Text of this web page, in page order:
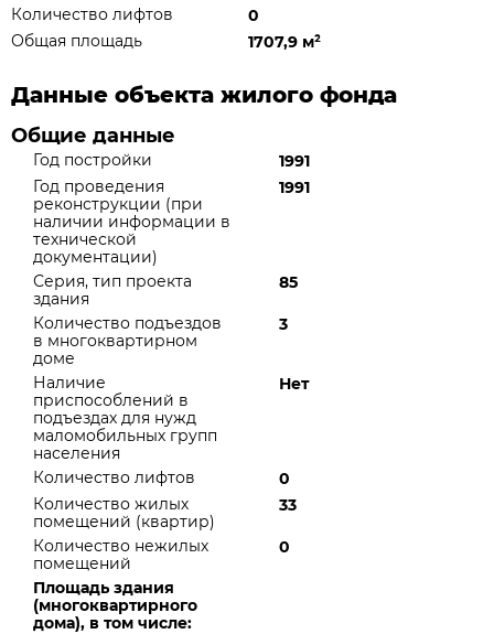
Количество лифтов
0
Общая площадь
1707,9 м²
Данные объекта жилого фонда
Общие данные
Год постройки
1991
Год проведения
реконструкции (при
наличии информации в
технической
документации)
1991
Серия, тип проекта
здания
85
Количество подъездов
в многоквартирном
доме
3
Наличие
приспособлений в
подъездах для нужд
маломобильных групп
населения
Нет
Количество лифтов
0
Количество жилых
помещений (квартир)
33
Количество нежилых
помещений
0
Площадь здания
(многоквартирного
дома), в том числе: